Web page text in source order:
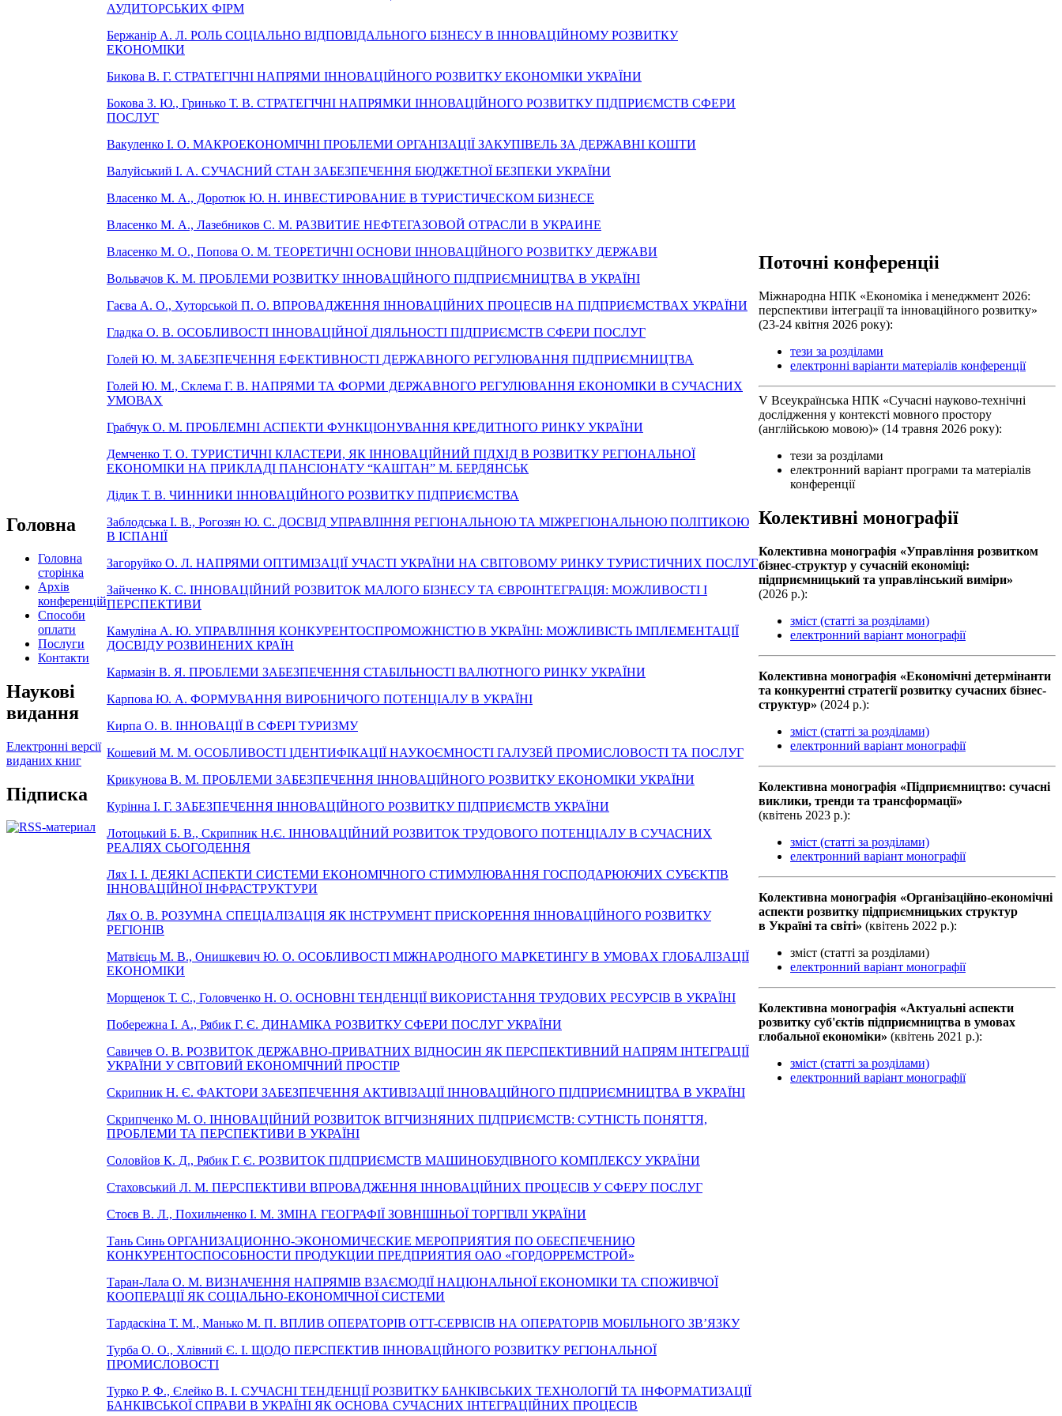
Головна
Головна
сторінка
Архів
конференцій
Способи
оплати
Послуги
Контакти
Наукові
видання
Електронні версії
виданих книг
Підписка
АУДИТОРСЬКИХ ФІРМ
Бержанір А. Л. РОЛЬ СОЦІАЛЬНО ВІДПОВІДАЛЬНОГО БІЗНЕСУ В ІННОВАЦІЙНОМУ РОЗВИТКУ
ЕКОНОМІКИ
Бикова В. Г. СТРАТЕГІЧНІ НАПРЯМИ ІННОВАЦІЙНОГО РОЗВИТКУ ЕКОНОМІКИ УКРАЇНИ
Бокова З. Ю., Гринько Т. В. СТРАТЕГІЧНІ НАПРЯМКИ ІННОВАЦІЙНОГО РОЗВИТКУ ПІДПРИЄМСТВ СФЕРИ
ПОСЛУГ
Вакуленко І. О. МАКРОЕКОНОМІЧНІ ПРОБЛЕМИ ОРГАНІЗАЦІЇ ЗАКУПІВЕЛЬ ЗА ДЕРЖАВНІ КОШТИ
Валуйський І. А. СУЧАСНИЙ СТАН ЗАБЕЗПЕЧЕННЯ БЮДЖЕТНОЇ БЕЗПЕКИ УКРАЇНИ
Власенко М. А., Доротюк Ю. Н. ИНВЕСТИРОВАНИЕ В ТУРИСТИЧЕСКОМ БИЗНЕСЕ
Власенко М. А., Лазебников С. М. РАЗВИТИЕ НЕФТЕГАЗОВОЙ ОТРАСЛИ В УКРАИНЕ
Власенко М. О., Попова О. М. ТЕОРЕТИЧНІ ОСНОВИ ІННОВАЦІЙНОГО РОЗВИТКУ ДЕРЖАВИ
Вольвачов К. М. ПРОБЛЕМИ РОЗВИТКУ ІННОВАЦІЙНОГО ПІДПРИЄМНИЦТВА В УКРАЇНІ
Гаєва А. О., Хуторськой П. О. ВПРОВАДЖЕННЯ ІННОВАЦІЙНИХ ПРОЦЕСІВ НА ПІДПРИЄМСТВАХ УКРАЇНИ
Гладка О. В. ОСОБЛИВОСТІ ІННОВАЦІЙНОЇ ДІЯЛЬНОСТІ ПІДПРИЄМСТВ СФЕРИ ПОСЛУГ
Голей Ю. М. ЗАБЕЗПЕЧЕННЯ ЕФЕКТИВНОСТІ ДЕРЖАВНОГО РЕГУЛЮВАННЯ ПІДПРИЄМНИЦТВА
Голей Ю. М., Склема Г. В. НАПРЯМИ ТА ФОРМИ ДЕРЖАВНОГО РЕГУЛЮВАННЯ ЕКОНОМІКИ В СУЧАСНИХ
УМОВАХ
Грабчук О. М. ПРОБЛЕМНІ АСПЕКТИ ФУНКЦІОНУВАННЯ КРЕДИТНОГО РИНКУ УКРАЇНИ
Демченко Т. О. ТУРИСТИЧНІ КЛАСТЕРИ, ЯК ІННОВАЦІЙНИЙ ПІДХІД В РОЗВИТКУ РЕГІОНАЛЬНОЇ
ЕКОНОМІКИ НА ПРИКЛАДІ ПАНСІОНАТУ “КАШТАН” М. БЕРДЯНСЬК
Дідик Т. В. ЧИННИКИ ІННОВАЦІЙНОГО РОЗВИТКУ ПІДПРИЄМСТВА
Заблодська І. В., Рогозян Ю. С. ДОСВІД УПРАВЛІННЯ РЕГІОНАЛЬНОЮ ТА МІЖРЕГІОНАЛЬНОЮ ПОЛІТИКОЮ
В ІСПАНІЇ
Загоруйко О. Л. НАПРЯМИ ОПТИМІЗАЦІЇ УЧАСТІ УКРАЇНИ НА СВІТОВОМУ РИНКУ ТУРИСТИЧНИХ ПОСЛУГ
Зайченко К. С. ІННОВАЦІЙНИЙ РОЗВИТОК МАЛОГО БІЗНЕСУ ТА ЄВРОІНТЕГРАЦІЯ: МОЖЛИВОСТІ І
ПЕРСПЕКТИВИ
Камуліна А. Ю. УПРАВЛІННЯ КОНКУРЕНТОСПРОМОЖНІСТЮ В УКРАЇНІ: МОЖЛИВІСТЬ ІМПЛЕМЕНТАЦІЇ
ДОСВІДУ РОЗВИНЕНИХ КРАЇН
Кармазін В. Я. ПРОБЛЕМИ ЗАБЕЗПЕЧЕННЯ СТАБІЛЬНОСТІ ВАЛЮТНОГО РИНКУ УКРАЇНИ
Карпова Ю. А. ФОРМУВАННЯ ВИРОБНИЧОГО ПОТЕНЦІАЛУ В УКРАЇНІ
Кирпа О. В. ІННОВАЦІЇ В СФЕРІ ТУРИЗМУ
Кошевий М. М. ОСОБЛИВОСТІ ІДЕНТИФІКАЦІЇ НАУКОЄМНОСТІ ГАЛУЗЕЙ ПРОМИСЛОВОСТІ ТА ПОСЛУГ
Крикунова В. М. ПРОБЛЕМИ ЗАБЕЗПЕЧЕННЯ ІННОВАЦІЙНОГО РОЗВИТКУ ЕКОНОМІКИ УКРАЇНИ
Курінна І. Г. ЗАБЕЗПЕЧЕННЯ ІННОВАЦІЙНОГО РОЗВИТКУ ПІДПРИЄМСТВ УКРАЇНИ
Лотоцький Б. В., Скрипник Н.Є. ІННОВАЦІЙНИЙ РОЗВИТОК ТРУДОВОГО ПОТЕНЦІАЛУ В СУЧАСНИХ
РЕАЛІЯХ СЬОГОДЕННЯ
Лях І. І. ДЕЯКІ АСПЕКТИ СИСТЕМИ ЕКОНОМІЧНОГО СТИМУЛЮВАННЯ ГОСПОДАРЮЮЧИХ СУБЄКТІВ
ІННОВАЦІЙНОЇ ІНФРАСТРУКТУРИ
Лях О. В. РОЗУМНА СПЕЦІАЛІЗАЦІЯ ЯК ІНСТРУМЕНТ ПРИСКОРЕННЯ ІННОВАЦІЙНОГО РОЗВИТКУ
РЕГІОНІВ
Матвієць М. В., Онишкевич Ю. О. ОСОБЛИВОСТІ МІЖНАРОДНОГО МАРКЕТИНГУ В УМОВАХ ГЛОБАЛІЗАЦІЇ
ЕКОНОМІКИ
Морщенок Т. С., Головченко Н. О. ОСНОВНІ ТЕНДЕНЦІЇ ВИКОРИСТАННЯ ТРУДОВИХ РЕСУРСІВ В УКРАЇНІ
Побережна І. А., Рябик Г. Є. ДИНАМІКА РОЗВИТКУ СФЕРИ ПОСЛУГ УКРАЇНИ
Савичев О. В. РОЗВИТОК ДЕРЖАВНО-ПРИВАТНИХ ВІДНОСИН ЯК ПЕРСПЕКТИВНИЙ НАПРЯМ ІНТЕГРАЦІЇ
УКРАЇНИ У СВІТОВИЙ ЕКОНОМІЧНИЙ ПРОСТІР
Скрипник Н. Є. ФАКТОРИ ЗАБЕЗПЕЧЕННЯ АКТИВІЗАЦІЇ ІННОВАЦІЙНОГО ПІДПРИЄМНИЦТВА В УКРАЇНІ
Скрипченко М. О. ІННОВАЦІЙНИЙ РОЗВИТОК ВІТЧИЗНЯНИХ ПІДПРИЄМСТВ: СУТНІСТЬ ПОНЯТТЯ,
ПРОБЛЕМИ ТА ПЕРСПЕКТИВИ В УКРАЇНІ
Соловйов К. Д., Рябик Г. Є. РОЗВИТОК ПІДПРИЄМСТВ МАШИНОБУДІВНОГО КОМПЛЕКСУ УКРАЇНИ
Стаховський Л. М. ПЕРСПЕКТИВИ ВПРОВАДЖЕННЯ ІННОВАЦІЙНИХ ПРОЦЕСІВ У СФЕРУ ПОСЛУГ
Стоєв В. Л., Похильченко І. М. ЗМІНА ГЕОГРАФІЇ ЗОВНІШНЬОЇ ТОРГІВЛІ УКРАЇНИ
Тань Синь ОРГАНИЗАЦИОННО-ЭКОНОМИЧЕСКИЕ МЕРОПРИЯТИЯ ПО ОБЕСПЕЧЕНИЮ
КОНКУРЕНТОСПОСОБНОСТИ ПРОДУКЦИИ ПРЕДПРИЯТИЯ ОАО «ГОРДОРРЕМСТРОЙ»
Таран-Лала О. М. ВИЗНАЧЕННЯ НАПРЯМІВ ВЗАЄМОДІЇ НАЦІОНАЛЬНОЇ ЕКОНОМІКИ ТА СПОЖИВЧОЇ
КООПЕРАЦІЇ ЯК СОЦІАЛЬНО-ЕКОНОМІЧНОЇ СИСТЕМИ
Тардаскіна Т. М., Манько М. П. ВПЛИВ ОПЕРАТОРІВ OTT-СЕРВІСІВ НА ОПЕРАТОРІВ МОБІЛЬНОГО ЗВ’ЯЗКУ
Турба О. О., Хлівний Є. І. ЩОДО ПЕРСПЕКТИВ ІННОВАЦІЙНОГО РОЗВИТКУ РЕГІОНАЛЬНОЇ
ПРОМИСЛОВОСТІ
Турко Р. Ф., Єлейко В. І. СУЧАСНІ ТЕНДЕНЦІЇ РОЗВИТКУ БАНКІВСЬКИХ ТЕХНОЛОГІЙ ТА ІНФОРМАТИЗАЦІЇ
БАНКІВСЬКОЇ СПРАВИ В УКРАЇНІ ЯК ОСНОВА СУЧАСНИХ ІНТЕГРАЦІЙНИХ ПРОЦЕСІВ
Поточні конференціі
Міжнародна НПК «Економіка і менеджмент 2026:
перспективи інтеграції та інноваційного розвитку»
(23-24 квітня 2026 року):
тези за розділами
електронні варіанти матеріалів конференції
V Всеукраїнська НПК «Сучасні науково-технічні
дослідження у контексті мовного простору
(англійською мовою)» (14 травня 2026 року):
тези за розділами
електронний варіант програми та матеріалів
конференції
Колективні монографії
Колективна монографiя «Управління розвитком
бізнес-структур у сучасній економіці:
підприємницький та управлінський виміри»
(2026 р.):
зміст (статті за розділами)
електронний варіант монографії
Колективна монографiя «Економічні детермінанти
та конкурентні стратегії розвитку сучасних бізнес-
структур» (2024 р.):
зміст (статті за розділами)
електронний варіант монографії
Колективна монографiя «Підприємництво: сучасні
виклики, тренди та трансформації»
(квiтень 2023 р.):
зміст (статті за розділами)
електронний варіант монографії
Колективна монографiя «Організаційно-економічні
аспекти розвитку підприємницьких структур
в Україні та світі» (квiтень 2022 р.):
зміст (статті за розділами)
електронний варіант монографії
Колективна монографiя «Актуальні аспекти
розвитку суб'єктів підприємництва в умовах
глобальної економіки» (квiтень 2021 р.):
зміст (статті за розділами)
електронний варіант монографії